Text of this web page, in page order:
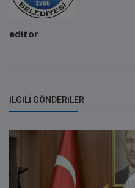
editor
İLGILI GÖNDERILER